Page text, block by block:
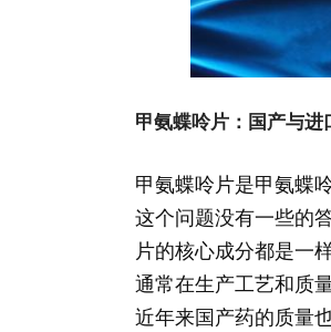
甲氨蝶呤片：国产与进
甲氨蝶呤片是甲氨蝶
这个问题没有一些的
片的核心成分都是一
通常在生产工艺和质
近年来国产药的质量